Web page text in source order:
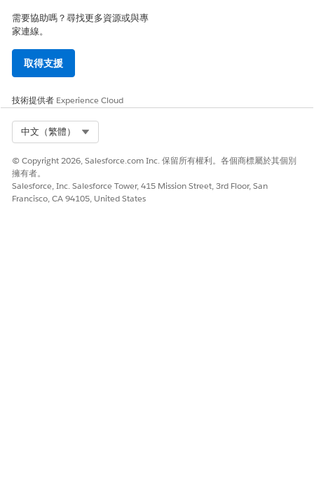
需要協助嗎？尋找更多資源或與專
家連線。
取得支援
技術提供者 Experience Cloud
中文（繁體）
© Copyright 2026, Salesforce.com Inc. 保留所有權利。各個商標屬於其個別
擁有者。
Salesforce, Inc. Salesforce Tower, 415 Mission Street, 3rd Floor, San
Francisco, CA 94105, United States